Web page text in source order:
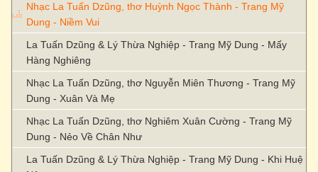
Nhạc La Tuấn Dzũng, thơ Huỳnh Ngọc Thành - Trang Mỹ
Dung - Niềm Vui
La Tuấn Dzũng & Lý Thừa Nghiệp - Trang Mỹ Dung - Mấy
Hàng Nghiêng
Nhạc La Tuấn Dzũng, thơ Nguyễn Miên Thương - Trang Mỹ
Dung - Xuân Và Mẹ
Nhạc La Tuấn Dzũng, thơ Nghiêm Xuân Cường - Trang Mỹ
Dung - Nẻo Về Chân Như
La Tuấn Dzũng & Lý Thừa Nghiệp - Trang Mỹ Dung - Khi Huệ